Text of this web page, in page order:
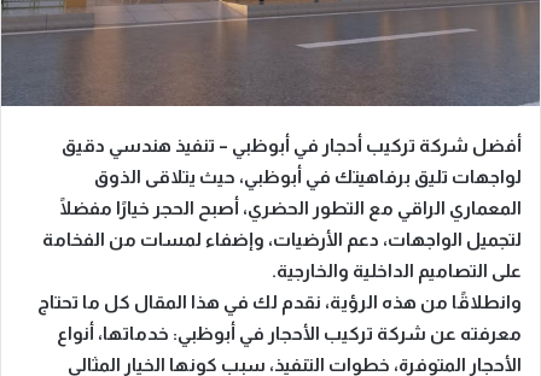
أفضل شركة تركيب أحجار في أبوظبي – تنفيذ هندسي دقيق
لواجهات تليق برفاهيتك في أبوظبي، حيث يتلاقى الذوق
المعماري الراقي مع التطور الحضري، أصبح الحجر خيارًا مفضلًا
لتجميل الواجهات، دعم الأرضيات، وإضفاء لمسات من الفخامة
على التصاميم الداخلية والخارجية.
وانطلاقًا من هذه الرؤية، نقدم لك في هذا المقال كل ما تحتاج
معرفته عن شركة تركيب الأحجار في أبوظبي: خدماتها، أنواع
الأحجار المتوفرة، خطوات التنفيذ، سبب كونها الخيار المثالي